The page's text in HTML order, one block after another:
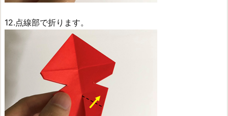
12.点線部で折ります。